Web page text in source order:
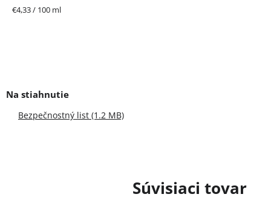
Súvisiaci tovar
Jednotková
€4,33 / 100 ml
Bezpečnostný list (1.2 MB)